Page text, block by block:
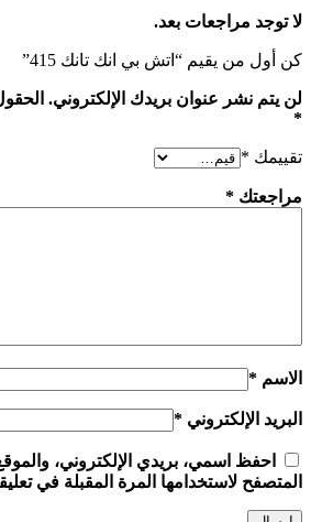
لا توجد مراجعات بعد.
كن أول من يقيم “‎‎اتش بي‎‎ ‎‎انك تانك 415‎‎”
لن يتم نشر عنوان بريدك الإلكتروني.
*
تقييمك *
مراجعتك *
الاسم *
البريد الإلكتروني *
احفظ اسمي، بريدي الإلكتروني،
المتصفح لاستخدامها المرة المقبلة في